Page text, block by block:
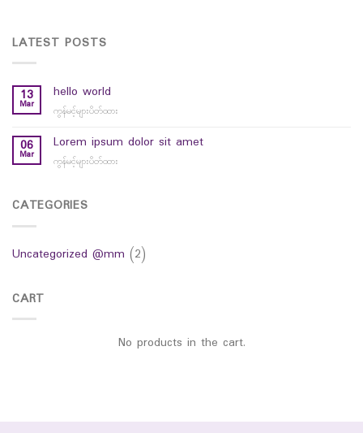
LATEST POSTS
13
Mar
hello world
ကွန်မင့်များပိတ်ထား
world
06
Mar
Lorem ipsum dolor sit amet
ကွန်မင့်များပိတ်ထား
CATEGORIES
Uncategorized @mm (2)
CART
No products in the cart.